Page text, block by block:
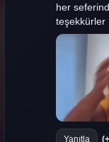
her
teşekkürler
Yanıtla